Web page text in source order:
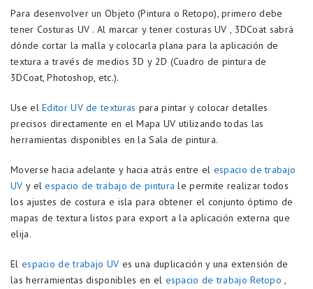
Para desenvolver un Objeto (Pintura o Retopo), primero debe
tener Costuras UV . Al marcar y tener costuras UV , 3DCoat sabrá
dónde cortar la malla y colocarla plana para la aplicación de
textura a través de medios 3D y 2D (Cuadro de pintura de
3DCoat, Photoshop, etc.).
Use elEditor UV de texturas para pintar y colocar detalles
precisos directamente en el Mapa UV utilizando todas las
herramientas disponibles en la Sala de pintura.
Moverse hacia adelante y hacia atrás entre el espacio de trabajo
UV y elespacio de trabajo de pintura le permite realizar todos
los ajustes de costura e isla para obtener el conjunto óptimo de
mapas de textura listos para export a la aplicación externa que
elija.
El espacio de trabajo UV es una duplicación y una extensión de
las herramientas disponibles en el espacio de trabajo Retopo ,